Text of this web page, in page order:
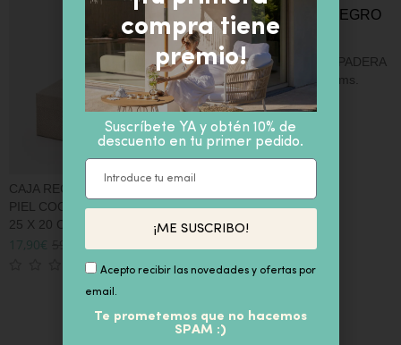
CAJA RECTANGULAR SÍMIL
PIEL COCODRILO BEIGE H10 X
25 X 20 CM.
€
17,90€
TARRO DE CRISTAL TAPADERA
MONO NEGRO 16×25 cms.
58,90€ IVA inc
compra tiene
premio!
Suscríbete YA y obtén 10% de
descuento en tu primer pedido.
Acepto recibir las novedades y ofertas por
email.
¡ME SUSCRIBO!
Te prometemos que no hacemos
SPAM :)